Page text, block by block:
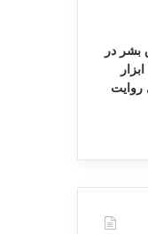
بشر در
روایت